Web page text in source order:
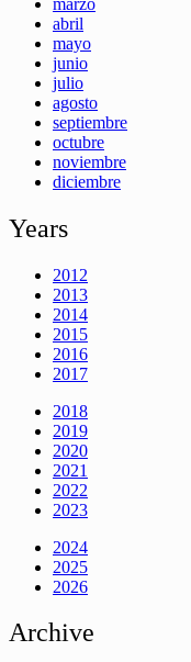
abril
mayo
junio
julio
agosto
septiembre
octubre
noviembre
diciembre
Years
2012
2013
2014
2015
2016
2017
2018
2019
2020
2021
2022
2023
2024
2025
2026
Archive